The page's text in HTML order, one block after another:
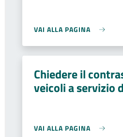
VAI ALLA PAGINA
Chiedere il
veicoli a servizio
VAI ALLA PAGINA